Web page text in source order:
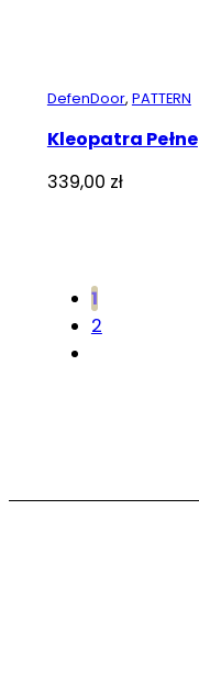
DefenDoor, PATTERN
Kleopatra Pełne
339,00 zł
1
2